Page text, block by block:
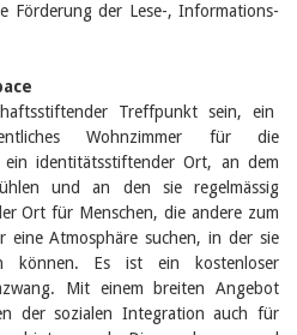
Förderung der Lese-, Informations-
Treffpunkt sein, ein
Wohnzimmer für die
identitätsstiftender Ort, an dem
und an den sie regelmässig
Ort für Menschen, die andere zum
eine Atmosphäre suchen, in der sie
können. Es ist ein kostenloser
Mit einem breiten Angebot
der sozialen Integration auch für